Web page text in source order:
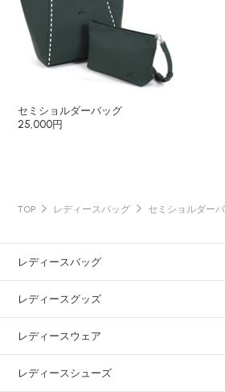
セミショルダーバッグ
25,000円
TOP レディースバッグ セミショルダー
レディースバッグ
レディースグッズ
レディースウェア
レディースシューズ